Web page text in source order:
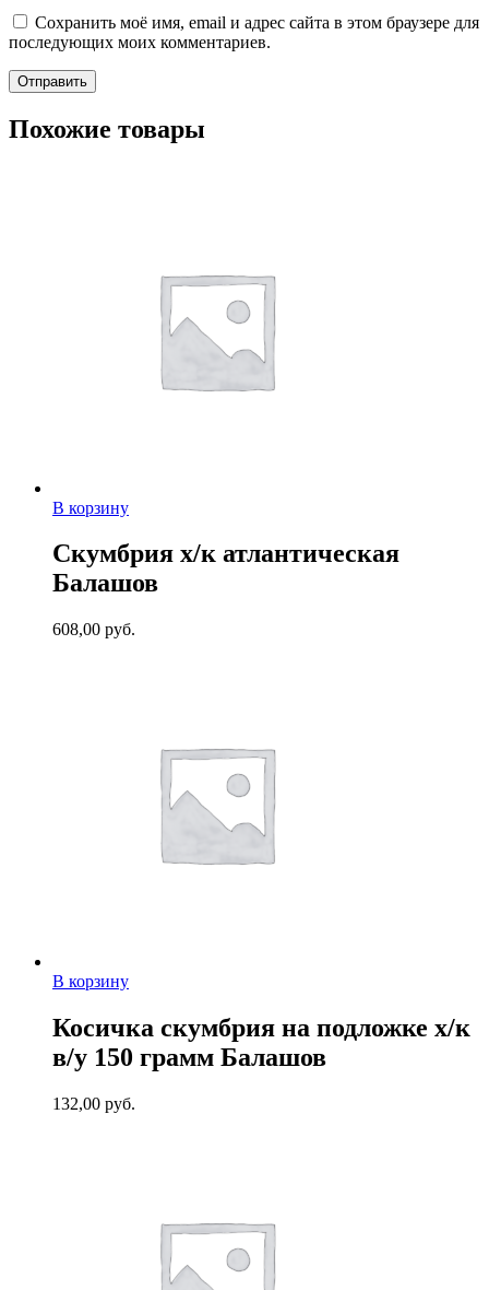
Сохранить моё имя, email и адрес сайта в этом браузере для
последующих моих комментариев.
Похожие товары
В корзину
Скумбрия х/к атлантическая
Балашов
608,00 руб.
В корзину
Косичка скумбрия на подложке х/к
в/у 150 грамм Балашов
132,00 руб.